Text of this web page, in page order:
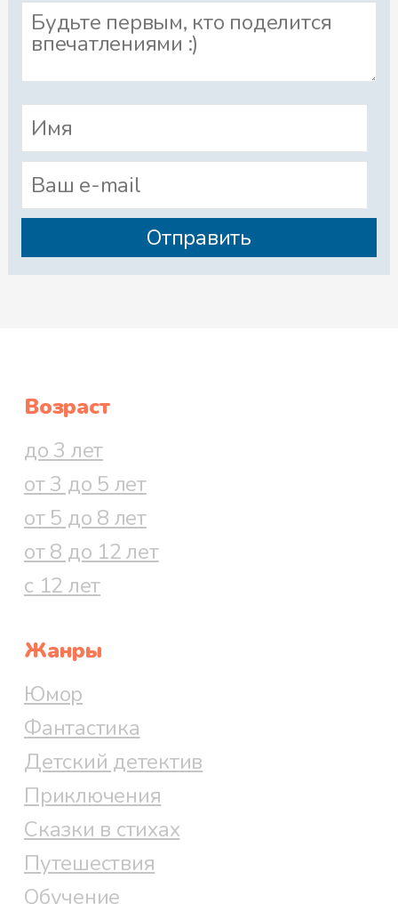
Возраст
до 3 лет
от 3 до 5 лет
от 5 до 8 лет
от 8 до 12 лет
с 12 лет
Жанры
Юмор
Фантастика
Детский детектив
Приключения
Сказки в стихах
Путешествия
Обучение